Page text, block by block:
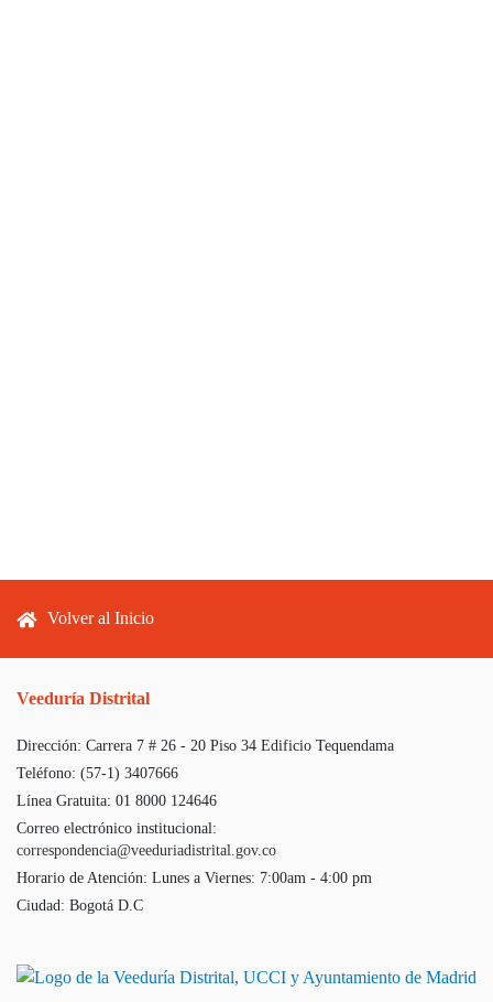
Footer menu
Volver al Inicio
Veeduría Distrital
Dirección: Carrera 7 # 26 - 20 Piso 34 Edificio Tequendama
Teléfono: (57-1) 3407666
Línea Gratuita: 01 8000 124646
Correo electrónico institucional:
correspondencia@veeduriadistrital.gov.co
Horario de Atención: Lunes a Viernes: 7:00am - 4:00 pm
Ciudad: Bogotá D.C